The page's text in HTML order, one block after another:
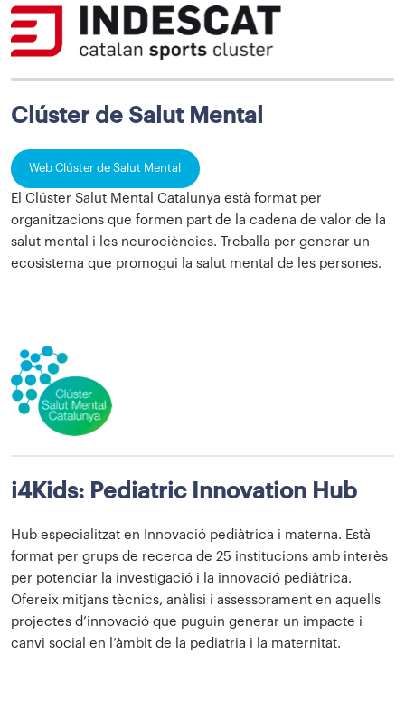
Clúster de Salut Mental
Web Clúster de Salut Mental
El Clúster Salut Mental Catalunya està format per
organitzacions que formen part de la cadena de valor de la
salut mental i les neurociències. Treballa per generar un
ecosistema que promogui la salut mental de les persones.
i4Kids: Pediatric Innovation Hub
Hub especialitzat en Innovació pediàtrica i materna. Està
format per grups de recerca de 25 institucions amb interès
per potenciar la investigació i la innovació pediàtrica.
Ofereix mitjans tècnics, anàlisi i assessorament en aquells
projectes d’innovació que puguin generar un impacte i
canvi social en l’àmbit de la pediatria i la maternitat.